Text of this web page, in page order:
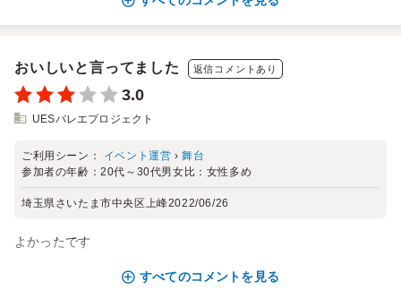
おいしいと言ってました 返信コメントあり
3.0
UESバレエプロジェクト
ご利用シーン： イベント運営 ›舞台
参加者の年齢：20代～30代男女比： 女性多め
埼玉県さいたま市中央区上峰2022/06/26
よかったです
すべてのコメントを見る